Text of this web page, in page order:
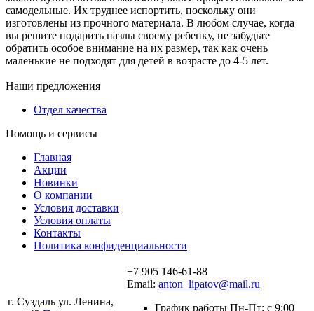
самодельные. Их труднее испортить, поскольку они
изготовлены из прочного материала. В любом случае, когда
вы решите подарить пазлы своему ребенку, не забудьте
обратить особое внимание на их размер, так как очень
маленькие не подходят для детей в возрасте до 4-5 лет.
Наши предложения
Отдел качества
Помощь и сервисы
Главная
Акции
Новинки
О компании
Условия доставки
Условия оплаты
Контакты
Политика конфиденциальности
г. Суздаль ул. Ленина,
+7 905 146-61-88
Email: anton_lipatov@mail.ru
График работы Пн-Пт: с 9:00